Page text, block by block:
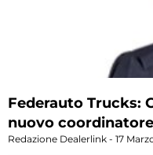
Federauto Trucks:
nuovo coordinatore
Redazione Dealerlink 17